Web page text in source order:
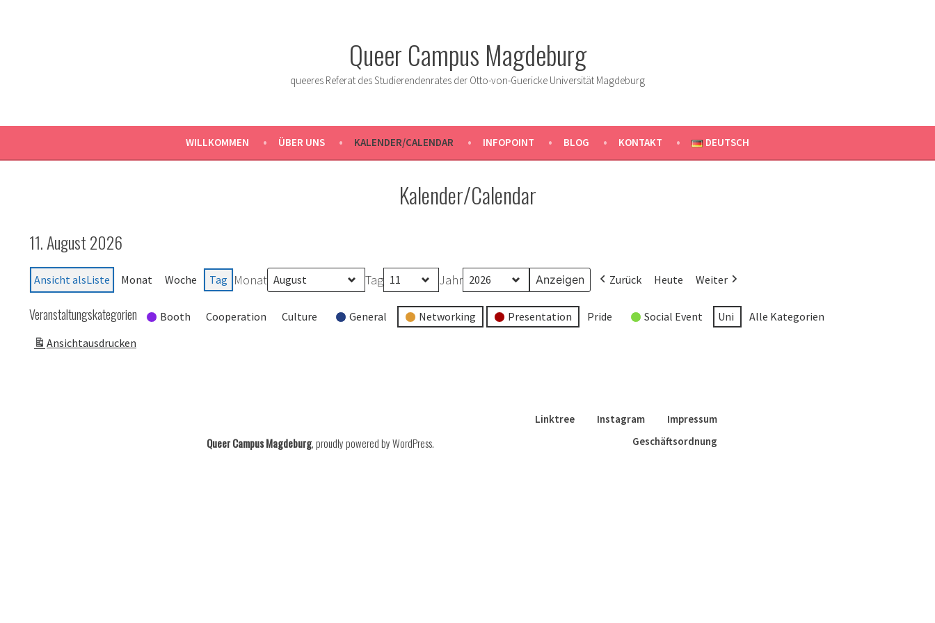
Queer Campus Magdeburg
queeres Referat des Studierendenrates der Otto-von-Guericke Universität Magdeburg
WILLKOMMEN ÜBER UNS KALENDER/CALENDAR INFOPOINT BLOG KONTAKT DEUTSCH
Kalender/Calendar
11. August 2026
Ansicht alsListe Monat Woche Tag Monat Tag Jahr Zurück Heute Weiter
Veranstaltungskategorien Booth Cooperation Culture General Networking Presentation Pride Social Event Uni
Alle Kategorien
Ansichtausdrucken
Linktree Instagram
Impressum
Geschäftsordnung
Queer Campus Magdeburg,proudly powered by WordPress.